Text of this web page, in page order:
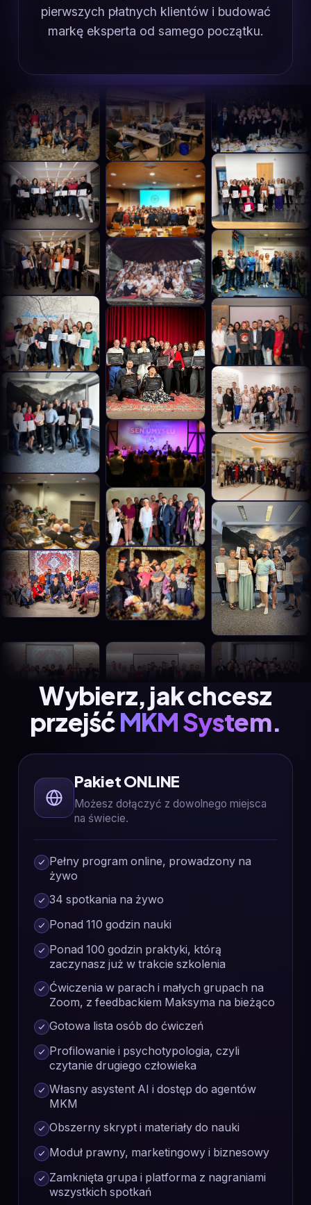
pierwszych płatnych klientów i budować
markę eksperta od samego początku.
Wybierz, jak chcesz
przejśćMKM System.
Pakiet ONLINE
Możesz dołączyć z dowolnego miejsca
na świecie.
Pełny program online, prowadzony na
żywo
34 spotkania na żywo
Ponad 110 godzin nauki
Ponad 100 godzin praktyki, którą
zaczynasz już w trakcie szkolenia
Ćwiczenia w parach i małych grupach na
Zoom, z feedbackiem Maksyma na bieżąco
Gotowa lista osób do ćwiczeń
Profilowanie i psychotypologia, czyli
czytanie drugiego człowieka
Własny asystent AI i dostęp do agentów
MKM
Obszerny skrypt i materiały do nauki
Moduł prawny, marketingowy i biznesowy
Zamknięta grupa i platforma z nagraniami
wszystkich spotkań